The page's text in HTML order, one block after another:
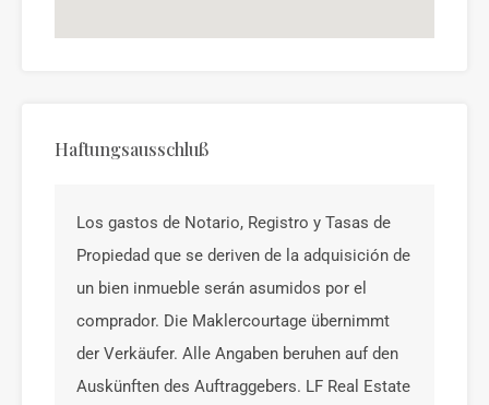
Haftungsausschluß
Los gastos de Notario, Registro y Tasas de
Propiedad que se deriven de la adquisición de
un bien inmueble serán asumidos por el
comprador. Die Maklercourtage übernimmt
der Verkäufer. Alle Angaben beruhen auf den
Auskünften des Auftraggebers. LF Real Estate